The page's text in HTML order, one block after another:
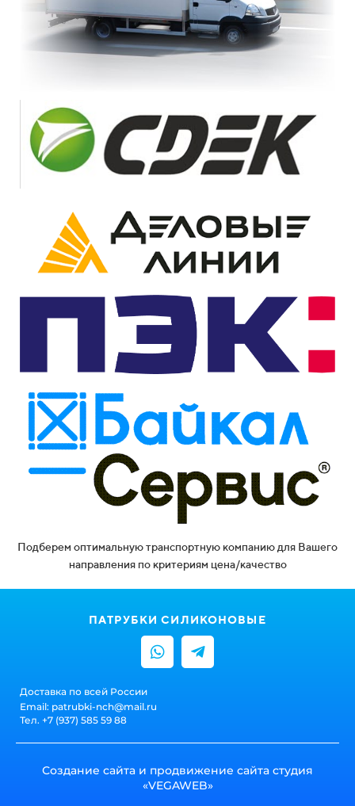
Подберем оптимальную транспортную компанию для Вашего
направления по критериям цена/качество
ПАТРУБКИ СИЛИКОНОВЫЕ
Доставка по всей России
Email: patrubki-nch@mail.ru
Тел. +7 (937) 585 59 88
Создание сайта и продвижение сайта студия
«VEGAWEB»